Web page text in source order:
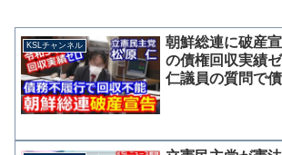
KSLチャンネル
朝鮮総連に破産
の債権回収実績
仁議員の質問で